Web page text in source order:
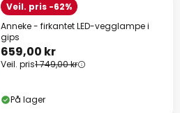
Veil. pris -62%
Anneke - firkantet LED-vegglampe i
gips
659,00 kr
Veil. pris1 749,00 kr
På lager